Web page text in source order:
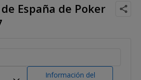
España de Poker
Información del